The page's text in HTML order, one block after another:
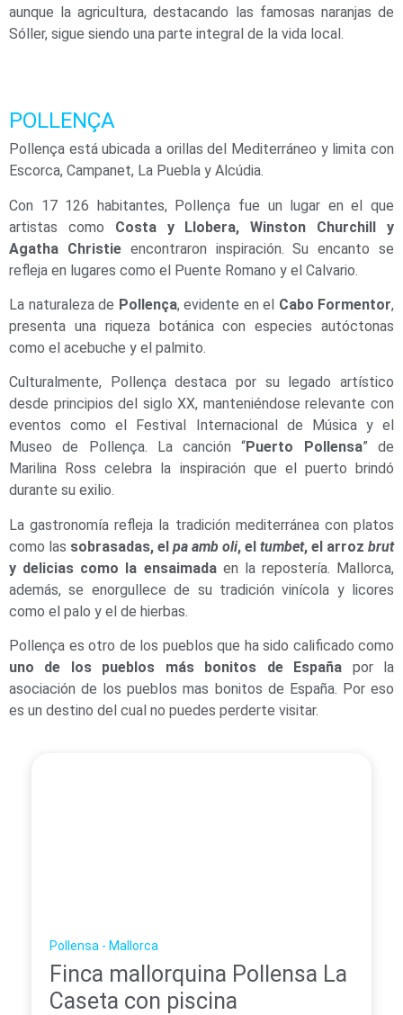
aunque la agricultura, destacando las famosas naranjas de
Sóller, sigue siendo una parte integral de la vida local.
POLLENÇA
Pollença está ubicada a orillas del Mediterráneo y limita con
Escorca, Campanet, La Puebla y Alcúdia.
Con 17 126 habitantes, Pollença fue un lugar en el que
artistas como Costa y Llobera, Winston Churchill y
Agatha Christieencontraron inspiración. Su encanto se
refleja en lugares como el Puente Romano y el Calvario.
La naturaleza de Pollença, evidente en el Cabo Formentor,
presenta una riqueza botánica con especies autóctonas
como el acebuche y el palmito.
Culturalmente, Pollença destaca por su legado artístico
desde principios del siglo XX, manteniéndose relevante con
eventos como el Festival Internacional de Música y el
Museo de Pollença. La canción “Puerto Pollensa” de
Marilina Ross celebra la inspiración que el puerto brindó
durante su exilio.
La gastronomía refleja la tradición mediterránea con platos
como las sobrasadas, el pa amb oli, el tumbet, el arroz brut
y delicias como la ensaimadaen la repostería. Mallorca,
además, se enorgullece de su tradición vinícola y licores
como el palo y el de hierbas.
Pollença es otro de los pueblos que ha sido calificado como
uno de los pueblos más bonitos de España por la
asociación de los pueblos mas bonitos de España. Por eso
es un destino del cual no puedes perderte visitar.
Pollensa - Mallorca
Finca mallorquina Pollensa La
Caseta con piscina